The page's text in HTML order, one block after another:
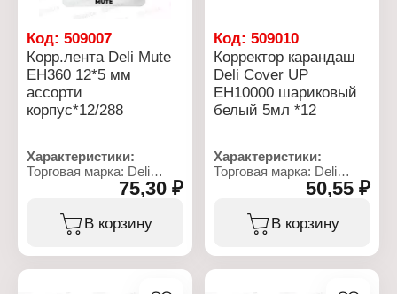
Код: 509007
Корр.лента Deli Mute
EH360 12*5 мм
ассорти
корпус*12/288
Характеристики:
Торговая марка: Deli
Артикул: EH360
Тип товара: Корректор
Вариация: лента
Модель: "Mute"
75,30 ₽
В корзину
Код:509010
Корректор карандаш
Deli Cover UP
EH10000 шариковый
белый 5мл *12
Характеристики:
Торговая марка: Deli
Артикул: EH10000
Тип товара: Корректор
Вариация: ручка
Модель: "Cover UP"
50,55 ₽
В корзину